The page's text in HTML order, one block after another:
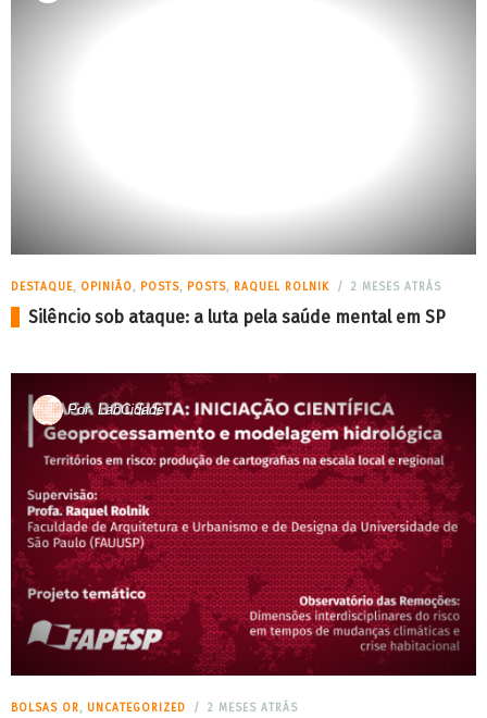
DESTAQUE, OPINIÃO, POSTS, POSTS, RAQUEL ROLNIK 2 MESES ATRÁS
Silêncio sob ataque: a luta pela saúde mental em SP
Por LabCidade
BOLSAS OR, UNCATEGORIZED 2 MESES ATRÁS